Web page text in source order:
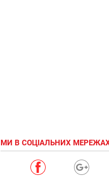
МИ В СОЦІАЛЬНИХ